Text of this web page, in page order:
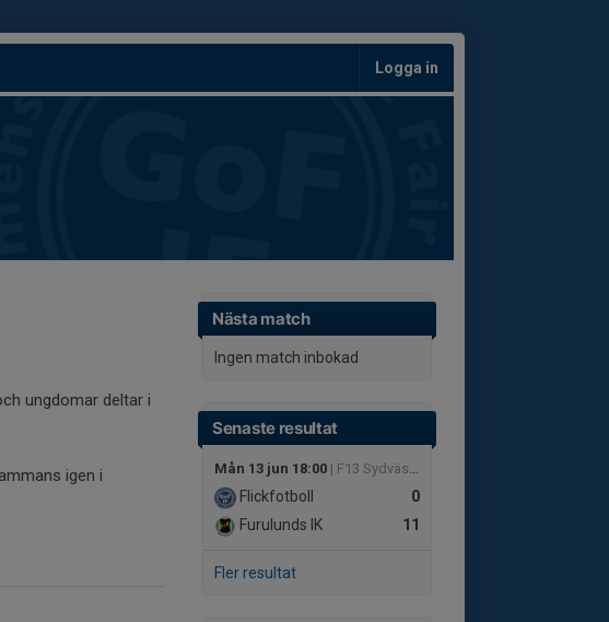
Logga in
Nästa match
Ingen match inbokad
Senaste resultat
Mån 13 jun 18:00 | F13 Sydvästra C1, vår
0
Flickfotboll
11
Furulunds IK
Fler resultat
ungdomar deltar i
igen i